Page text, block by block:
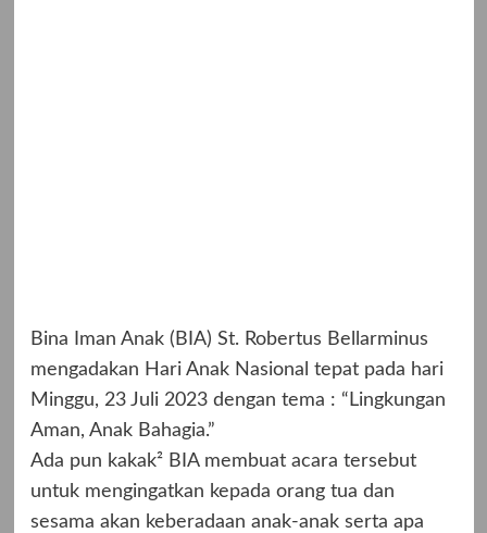
Bina Iman Anak (BIA) St. Robertus Bellarminus
mengadakan Hari Anak Nasional tepat pada hari
Minggu, 23 Juli 2023 dengan tema : “Lingkungan
Aman, Anak Bahagia.”
Ada pun kakak² BIA membuat acara tersebut
untuk mengingatkan kepada orang tua dan
sesama akan keberadaan anak-anak serta apa